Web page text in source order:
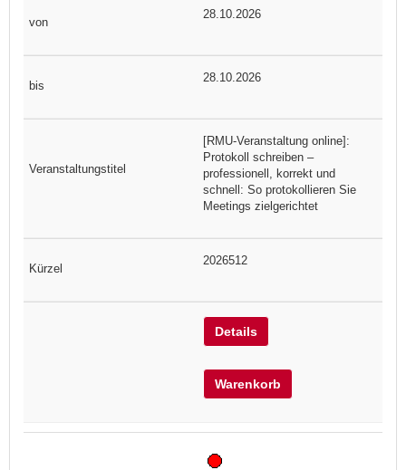
28.10.2026
28.10.2026
[RMU-Veranstaltung online]:
Protokoll schreiben –
professionell, korrekt und
schnell: So protokollieren Sie
Meetings zielgerichtet
2026512
Details
Warenkorb